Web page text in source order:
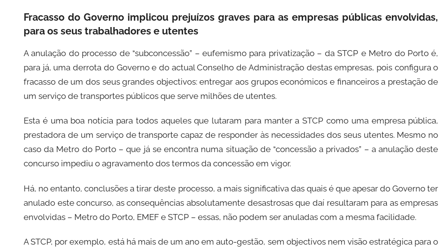
r
C
P
a
e
P
o
r
o
Fracasso do Governo implicou prejuízos graves para as empresas públicas envolvidas,
para os seus trabalhadores e utentes
A anulação do processo de “subconcessão” – eufemismo para privatização – da STCP e Metro do Porto é,
para já, uma derrota do Governo e do actual Conselho de Administração destas empresas, pois configura o
fracasso de um dos seus grandes objectivos: entregar aos grupos económicos e financeiros a prestação de
um serviço de transportes públicos que serve milhões de utentes.
Esta é uma boa notícia para todos aqueles que lutaram para manter a STCP como uma empresa pública,
prestadora de um serviço de transporte capaz de responder às necessidades dos seus utentes. Mesmo no
caso da Metro do Porto – que já se encontra numa situação de “concessão a privados” – a anulação deste
concurso impediu o agravamento dos termos da concessão em vigor.
Há, no entanto, conclusões a tirar deste processo, a mais significativa das quais é que apesar do Governo ter
anulado este concurso, as consequências absolutamente desastrosas que daí resultaram para as empresas
envolvidas – Metro do Porto, EMEF e STCP – essas, não podem ser anuladas com a mesma facilidade.
A STCP, por exemplo, está há mais de um ano em auto-gestão, sem objectivos nem visão estratégica para o